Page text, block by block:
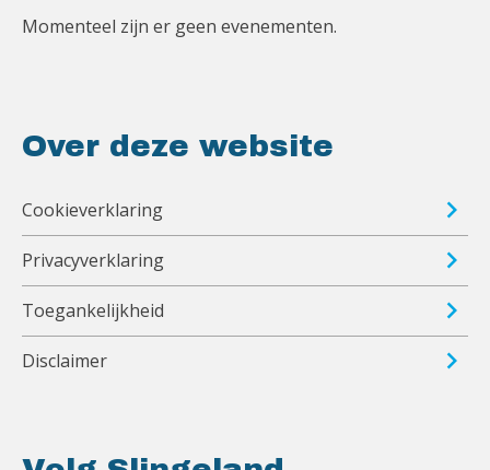
Momenteel zijn er geen evenementen.
Over deze website
Cookieverklaring
Privacyverklaring
Toegankelijkheid
Disclaimer